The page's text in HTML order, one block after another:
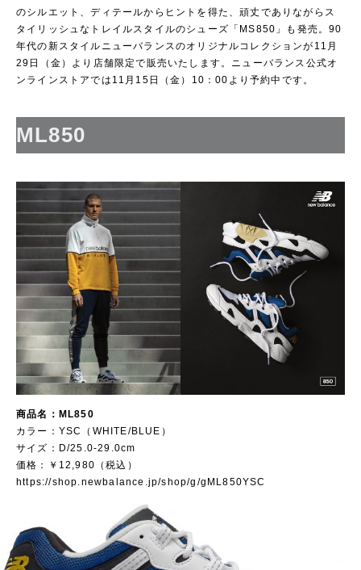
のシルエット、ディテールからヒントを得た、頑丈でありながらス
タイリッシュなトレイルスタイルのシューズ「MS850」も発売。90
年代の新スタイルニューバランスのオリジナルコレクションが11月
29日（金）より店舗限定で販売いたします。ニューバランス公式オ
ンラインストアでは11月15日（金）10：00より予約中です。
ML850
商品名：ML850
カラー：YSC（WHITE/BLUE）
サイズ：D/25.0-29.0cm
価格：￥12,980（税込）
https://shop.newbalance.jp/shop/g/gML850YSC